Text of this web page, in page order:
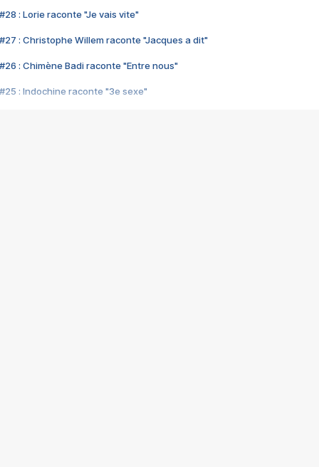
#28 : Lorie raconte "Je vais vite"
#27 : Christophe Willem raconte "Jacques a dit"
#26 : Chimène Badi raconte "Entre nous"
#25 : Indochine raconte "3e sexe"